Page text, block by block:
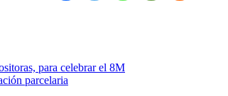
para celebrar el 8M
parcelaria